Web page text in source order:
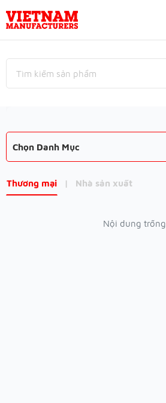
Chọn Danh Mục
Thương mại | Nhà sản xuất
Nội dung trống